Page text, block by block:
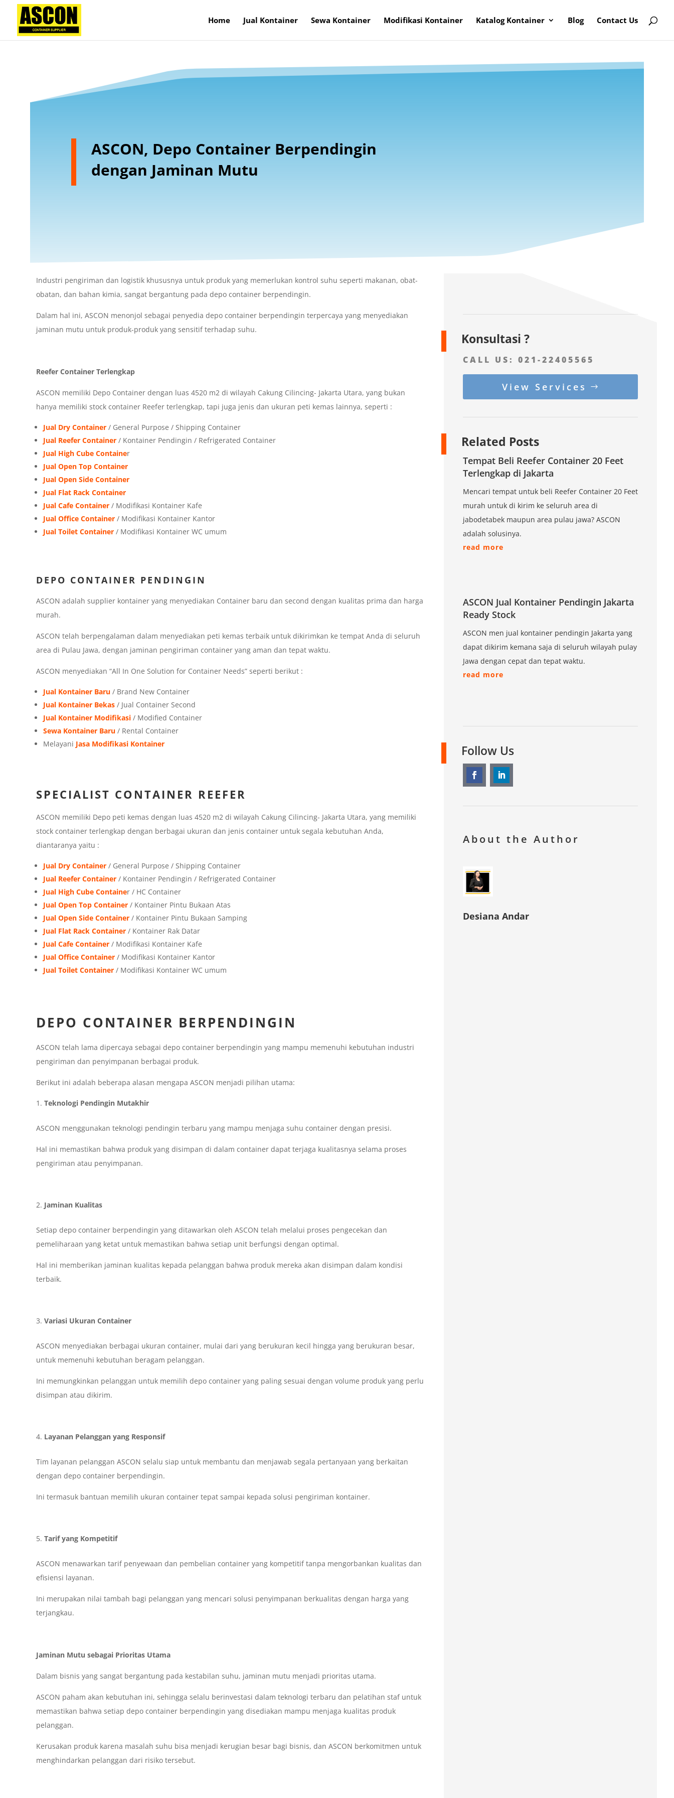
Home Jual Kontainer Sewa Kontainer Modifikasi Kontainer Katalog Kontainer Blog Contact Us
ASCON, Depo Container Berpendingin
dengan Jaminan Mutu
Industri pengiriman dan logistik khususnya untuk produk yang memerlukan kontrol suhu seperti makanan, obat-
obatan, dan bahan kimia, sangat bergantung pada depo container berpendingin.
Dalam hal ini, ASCON menonjol sebagai penyedia depo container berpendingin terpercaya yang menyediakan
jaminan mutu untuk produk-produk yang sensitif terhadap suhu.
Reefer Container Terlengkap
ASCON memiliki Depo Container dengan luas 4520 m2 di wilayah Cakung Cilincing- Jakarta Utara, yang bukan
hanya memiliki stock container Reefer terlengkap, tapi juga jenis dan ukuran peti kemas lainnya, seperti :
Jual Dry Container/ General Purpose / Shipping Container
Jual Reefer Container/ Kontainer Pendingin / Refrigerated Container
Jual High Cube Container
Jual Open Top Container
Jual Open Side Container
Jual Flat Rack Container
Jual Cafe Container/ Modifikasi Kontainer Kafe
Jual Office Container/ Modifikasi Kontainer Kantor
Jual Toilet Container/ Modifikasi Kontainer WC umum
DEPO CONTAINER PENDINGIN
ASCON adalah supplier kontainer yang menyediakan Container baru dan second dengan kualitas prima dan harga
murah.
ASCON telah berpengalaman dalam menyediakan peti kemas terbaik untuk dikirimkan ke tempat Anda di seluruh
area di Pulau Jawa, dengan jaminan pengiriman container yang aman dan tepat waktu.
ASCON menyediakan “All In One Solution for Container Needs” seperti berikut :
Jual Kontainer Baru/ Brand New Container
Jual Kontainer Bekas/ Jual Container Second
Jual Kontainer Modifikasi/ Modified Container
Sewa Kontainer Baru/ Rental Container
Melayani Jasa Modifikasi Kontainer
SPECIALIST CONTAINER REEFER
ASCON memiliki Depo peti kemas dengan luas 4520 m2 di wilayah Cakung Cilincing- Jakarta Utara, yang memiliki
stock container terlengkap dengan berbagai ukuran dan jenis container untuk segala kebutuhan Anda,
diantaranya yaitu :
Jual Dry Container/ General Purpose / Shipping Container
Jual Reefer Container/ Kontainer Pendingin / Refrigerated Container
Jual High Cube Container / HC Container
Jual Open Top Container/ Kontainer Pintu Bukaan Atas
Jual Open Side Container/ Kontainer Pintu Bukaan Samping
Jual Flat Rack Container/ Kontainer Rak Datar
Jual Cafe Container/ Modifikasi Kontainer Kafe
Jual Office Container/ Modifikasi Kontainer Kantor
Jual Toilet Container/ Modifikasi Kontainer WC umum
DEPO CONTAINER BERPENDINGIN
ASCON telah lama dipercaya sebagai depo container berpendingin yang mampu memenuhi kebutuhan industri
pengiriman dan penyimpanan berbagai produk.
Berikut ini adalah beberapa alasan mengapa ASCON menjadi pilihan utama:
Teknologi Pendingin Mutakhir
ASCON menggunakan teknologi pendingin terbaru yang mampu menjaga suhu container dengan presisi.
Hal ini memastikan bahwa produk yang disimpan di dalam container dapat terjaga kualitasnya selama proses
pengiriman atau penyimpanan.
Jaminan Kualitas
Setiap depo container berpendingin yang ditawarkan oleh ASCON telah melalui proses pengecekan dan
pemeliharaan yang ketat untuk memastikan bahwa setiap unit berfungsi dengan optimal.
Hal ini memberikan jaminan kualitas kepada pelanggan bahwa produk mereka akan disimpan dalam kondisi
terbaik.
Variasi Ukuran Container
ASCON menyediakan berbagai ukuran container, mulai dari yang berukuran kecil hingga yang berukuran besar,
untuk memenuhi kebutuhan beragam pelanggan.
Ini memungkinkan pelanggan untuk memilih depo container yang paling sesuai dengan volume produk yang perlu
disimpan atau dikirim.
Layanan Pelanggan yang Responsif
Tim layanan pelanggan ASCON selalu siap untuk membantu dan menjawab segala pertanyaan yang berkaitan
dengan depo container berpendingin.
Ini termasuk bantuan memilih ukuran container tepat sampai kepada solusi pengiriman kontainer.
Tarif yang Kompetitif
ASCON menawarkan tarif penyewaan dan pembelian container yang kompetitif tanpa mengorbankan kualitas dan
efisiensi layanan.
Ini merupakan nilai tambah bagi pelanggan yang mencari solusi penyimpanan berkualitas dengan harga yang
terjangkau.
Jaminan Mutu sebagai Prioritas Utama
Dalam bisnis yang sangat bergantung pada kestabilan suhu, jaminan mutu menjadi prioritas utama.
ASCON paham akan kebutuhan ini, sehingga selalu berinvestasi dalam teknologi terbaru dan pelatihan staf untuk
memastikan bahwa setiap depo container berpendingin yang disediakan mampu menjaga kualitas produk
pelanggan.
Kerusakan produk karena masalah suhu bisa menjadi kerugian besar bagi bisnis, dan ASCON berkomitmen untuk
menghindarkan pelanggan dari risiko tersebut.
Konsultasi ?
CALL US:021-22405565
View Services
Related Posts
Tempat Beli Reefer Container 20 Feet
Terlengkap di Jakarta
Mencari tempat untuk beli Reefer Container 20 Feet
murah untuk di kirim ke seluruh area di
jabodetabek maupun area pulau jawa? ASCON
adalah solusinya.
read more
ASCON Jual Kontainer Pendingin Jakarta
Ready Stock
ASCON men jual kontainer pendingin Jakarta yang
dapat dikirim kemana saja di seluruh wilayah pulay
Jawa dengan cepat dan tepat waktu.
read more
Follow Us
About the Author
Desiana Andar